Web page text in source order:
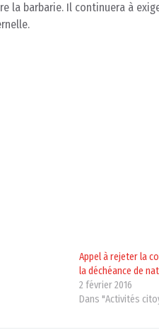
la barbarie. Il continuera à
Appel à rejeter la
la déchéance de
2 février 2016
Dans "Activités